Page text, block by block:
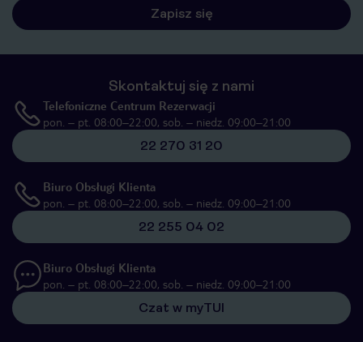
Zapisz się
Skontaktuj się z nami
Telefoniczne Centrum Rezerwacji
pon. – pt. 08:00–22:00, sob. – niedz. 09:00–21:00
22 270 31 20
Biuro Obsługi Klienta
pon. – pt. 08:00–22:00, sob. – niedz. 09:00–21:00
22 255 04 02
Biuro Obsługi Klienta
pon. – pt. 08:00–22:00, sob. – niedz. 09:00–21:00
Czat w myTUI